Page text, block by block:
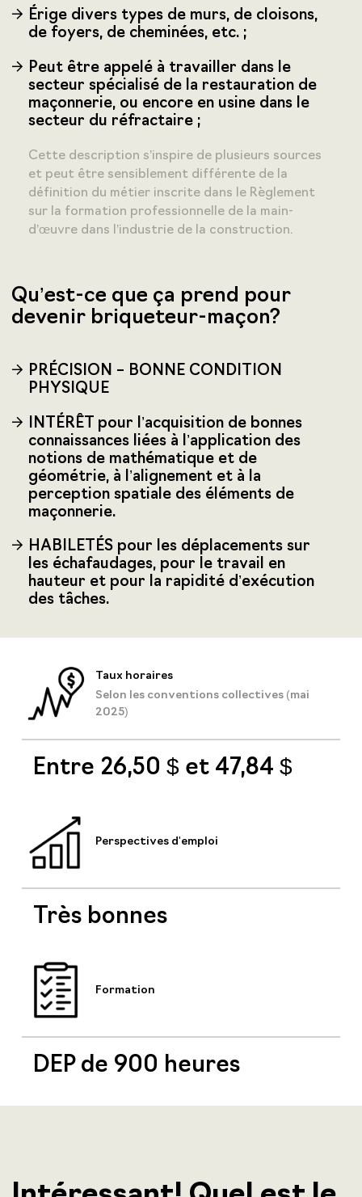
Érige divers types de murs, de cloisons,
de foyers, de cheminées, etc. ;
Peut être appelé à travailler dans le
secteur spécialisé de la restauration de
maçonnerie, ou encore en usine dans le
secteur du réfractaire ;
Cette description s’inspire de plusieurs sources
et peut être sensiblement différente de la
définition du métier inscrite dans le Règlement
sur la formation professionnelle de la main-
d’œuvre dans l’industrie de la construction.
Qu’est-ce que ça prend pour
devenir briqueteur-maçon?
PRÉCISION – BONNE CONDITION
PHYSIQUE
INTÉRÊT pour l’acquisition de bonnes
connaissances liées à l’application des
notions de mathématique et de
géométrie, à l’alignement et à la
perception spatiale des éléments de
maçonnerie.
HABILETÉS pour les déplacements sur
les échafaudages, pour le travail en
hauteur et pour la rapidité d’exécution
des tâches.
Taux horaires
Selon les conventions collectives (mai
2025)
Entre 26,50 $ et 47,84 $
Perspectives d'emploi
Très bonnes
Formation
DEP de 900 heures